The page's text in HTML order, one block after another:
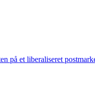
på et liberaliseret